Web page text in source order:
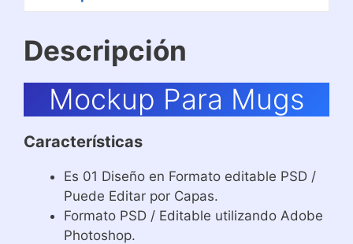
Descripción
Mockup Para Mugs
Características
Es 01 Diseño en Formato editable PSD /
Puede Editar por Capas.
Formato PSD / Editable utilizando Adobe
Photoshop.